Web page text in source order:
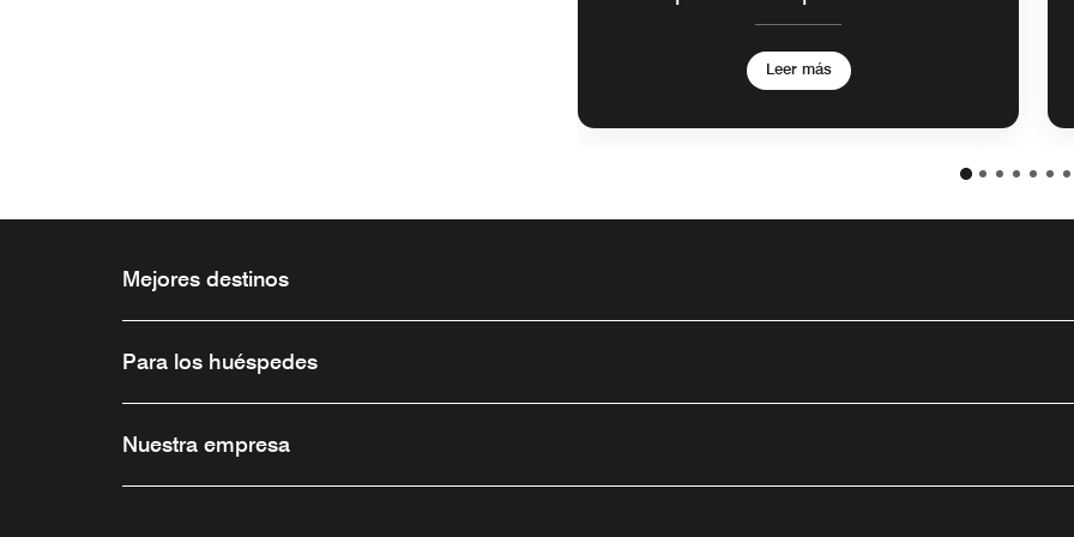
Leer más
Mejores destinos
Para los huéspedes
Nuestra empresa